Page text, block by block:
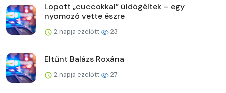
Lopott „cuccokkal” üldögéltek – egy
nyomozó vette észre
2 napja ezelőtt 23
Eltűnt Balázs Roxána
2 napja ezelőtt 27